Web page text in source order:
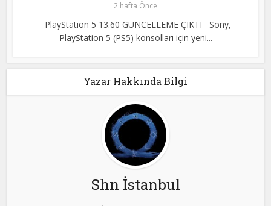
2 hafta Önce
PlayStation 5 13.60 GÜNCELLEME ÇIKTI Sony,
PlayStation 5 (PS5) konsolları için yeni...
Yazar Hakkında Bilgi
Shn İstanbul